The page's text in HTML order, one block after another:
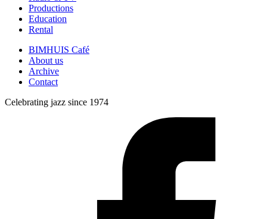
Productions
Education
Rental
BIMHUIS Café
About us
Archive
Contact
Celebrating jazz since 1974